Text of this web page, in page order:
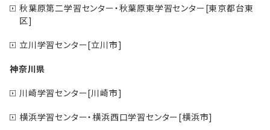
秋葉原第二学習センター・秋葉原東学習センター[東京都台東
区]
立川学習センター[立川市]
神奈川県
川崎学習センター[川崎市]
横浜学習センター・横浜西口学習センター[横浜市]